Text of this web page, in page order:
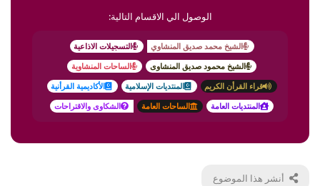
الوصول الي الاقسام التالية:
الشيخ محمد صديق المنشاوي
التسجيلات الاذاعية
الشيخ محمود صديق المنشاوى
الساحات المنشاوية
قراء القرأن الكريم
المنتديات الإسلامية
الأكاديمية القرأنية
المنتديات العامة
الساحات العامة الشكاوى والاقتراحات
أنشر هذا الموضوع